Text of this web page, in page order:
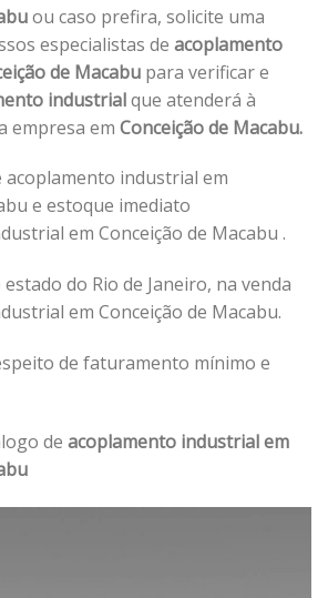
ou caso prefira, solicite uma
especialistas de acoplamento
de Macabu para verificar e
industrialque atenderá à
empresa em Conceição de Macabu.
acoplamento industrial em
e estoque imediato
em Conceição de Macabu .
do Rio de Janeiro, na venda
em Conceição de Macabu.
de faturamento mínimo e
de acoplamento industrial em